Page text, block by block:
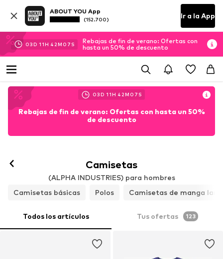
ABOUT YOU App
(152.700) Ir a la App
03D 11H 42M 06 S
Rebajas de fin de verano: Ofertas con
hasta un 50% de descuento
03D 11H 42M 06 S
Rebajas de fin de verano: Ofertas con hasta un 50%
de descuento
Camisetas
(ALPHA INDUSTRIES) para hombres
Camisetas básicas
Polos Camisetas de manga
Todos los artículos Tus ofertas 123